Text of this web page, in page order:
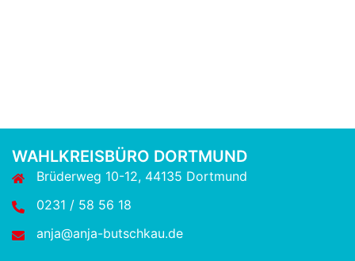
WAHLKREISBÜRO DORTMUND
Brüderweg 10-12, 44135 Dortmund
0231 / 58 56 18
anja@anja-butschkau.de